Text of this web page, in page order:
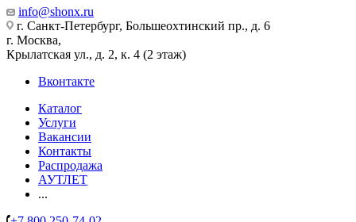
info@shonx.ru
г. Санкт-Петербург, Большеохтинский пр., д. 6
г. Москва,
Крылатская ул., д. 2, к. 4 (2 этаж)
Вконтакте
Каталог
Услуги
Вакансии
Контакты
Распродажа
АУТЛЕТ
...